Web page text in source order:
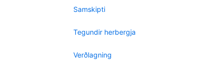
Samskipti
Tegundir herbergja
Verðlagning